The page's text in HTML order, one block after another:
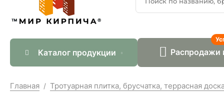
Каталог продукции Распродажи
Главная / Тротуарная плитка, брусчатка, террасная